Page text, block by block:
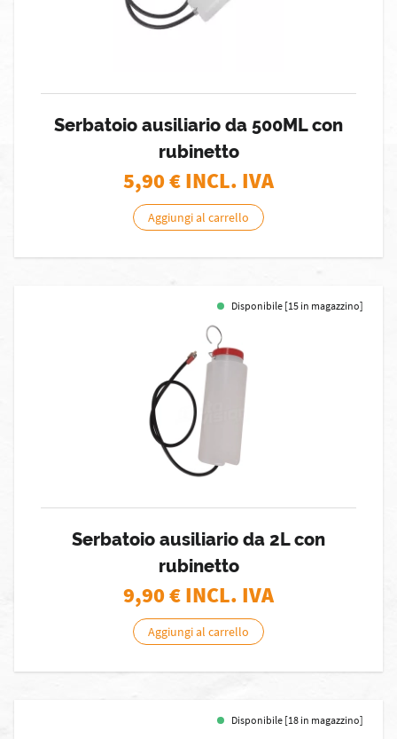
Serbatoio ausiliario da 500ML con
rubinetto
5,90€ INCL. IVA
Aggiungi al carrello
Disponibile [15 in magazzino]
Serbatoio ausiliario da 2L con
rubinetto
9,90€ INCL. IVA
Aggiungi al carrello
Disponibile [18 in magazzino]